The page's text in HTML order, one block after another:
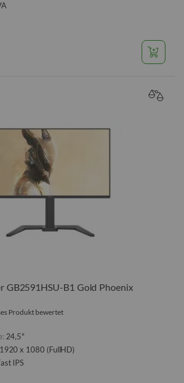
GB2591HSU-B1 Gold Phoenix
Produkt bewertet
24,5"
1920 x 1080 (FullHD)
IPS